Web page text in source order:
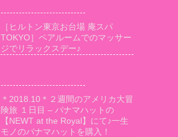
［ヒルトン東京お台場 庵スパ
TOKYO］ペアルームでのマッサー
ジでリラックスデー♪
＊2018.10＊２週間のアメリカ大冒
険旅 １日目 – パナマハットの
【NEWT at the Royal】にて♪一生
モノのパナマハットを購入！